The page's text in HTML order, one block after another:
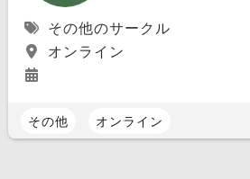
その他のサークル
オンライン
その他 オンライン